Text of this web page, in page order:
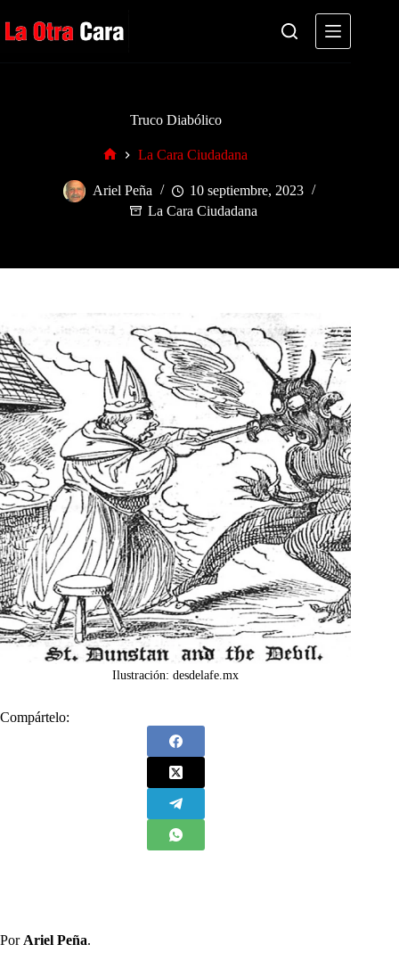
al
contenido
Truco Diabólico
La Cara Ciudadana
Ariel Peña
10 septiembre, 2023
La Cara Ciudadana
Ilustración: desdelafe.mx
Compártelo:
Por Ariel Peña.